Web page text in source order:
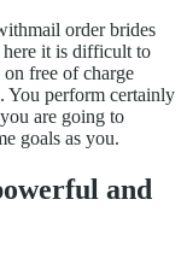
order brides
here it is difficult to
free of charge
You perform certainly
are going to
goals as you.
and